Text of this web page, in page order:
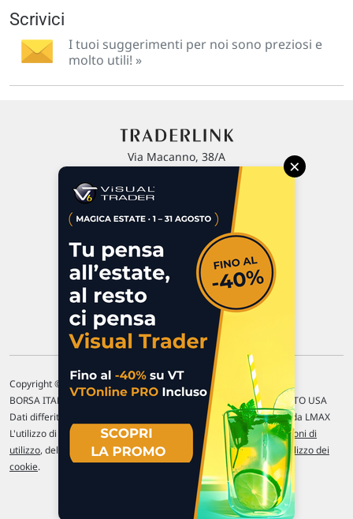
Scrivici
I tuoi suggerimenti per noi sono preziosi e
molto utili! »
Via Macanno, 38/A
P.IVA 02 452 460 401
Commenti e segnalazioni
Contattaci
Copyright © 1996-2026 Traderlink Italia s.r.l.
BORSA ITALIANA Quotazioni di borsa differite di 15 min. / MERCATO USA
Dati differiti di 15 min. (fonte Intrinio) / FOREX Quotazioni fornite da LMAX
L'utilizzo di questo sito implica l'accettazione delle nostre Condizioni di
utilizzo, del Disclaimer MAR, dellePolitiche sulla privacye dell' Utilizzo dei
cookie.
×